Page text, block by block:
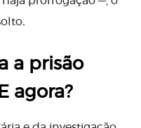
.
a prisão
agora?